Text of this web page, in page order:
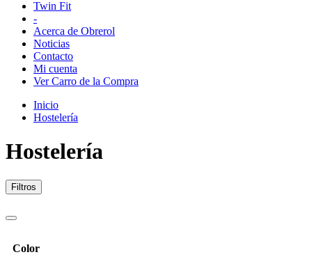
Twin Fit
-
Acerca de Obrerol
Noticias
Contacto
Mi cuenta
Ver Carro de la Compra
Inicio
Hostelería
Hostelería
Filtros
Color